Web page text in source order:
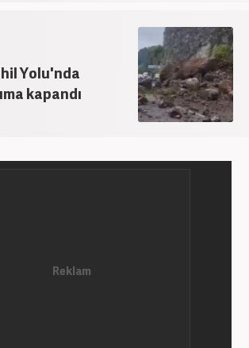
Yolu'nda
kapandı